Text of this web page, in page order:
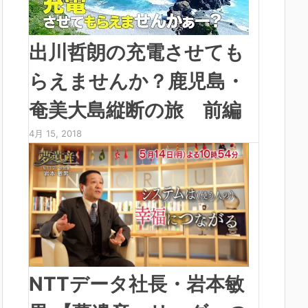
出川哲朗の充電させても
らえませんか？鹿児島・
奄美大島縦断の旅 前編
4月 15, 2018
NTTデータ社長・岩本敏